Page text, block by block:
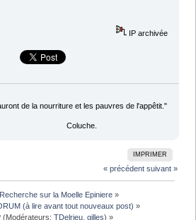
IP archivée
de la nourriture et les pauvres de l'appêtit."
IMPRIMER
« précédent suivant »
sur la Moelle Epiniere »
(à lire avant tout nouveaux post) »
(Modérateurs:TDelrieu ,gilles) »